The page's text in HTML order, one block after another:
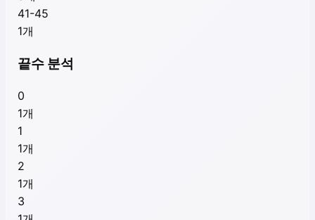
41-45
1개
끝수 분석
0
1개
1
1개
2
1개
3